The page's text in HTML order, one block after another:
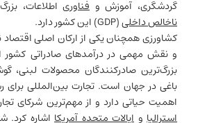
گردشگری، آموزش و فناوریاطلاعات،
ناخالص داخلی(GDP) این کشور دارد.
کشاورزی همچنان یکی از ارکان اصلی اقتصاد
و نقش مهمی در درآمدهای صادراتی کشور
بزرگ‌ترین صادرکنندگان محصولات لبنی،
باغی در جهان است. تجارت بین‌المللی برای
اهمیت حیاتی دارد و از مهم‌ترین شرکای
استرالیاوایالات متحده آمریکااشاره کرد.